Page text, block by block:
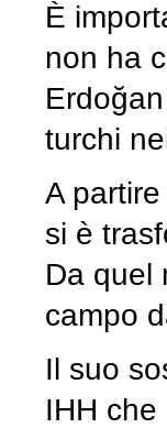
È
non ha
turchi
A
si è
Da quel
campo
Il suo
IHH che